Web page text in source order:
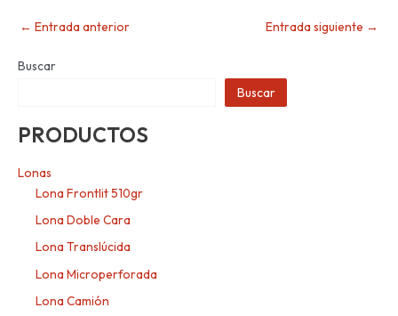
← Entrada anterior Entrada siguiente →
Buscar
Buscar
PRODUCTOS
Lonas
Lona Frontlit 510gr
Lona Doble Cara
Lona Translúcida
Lona Microperforada
Lona Camión